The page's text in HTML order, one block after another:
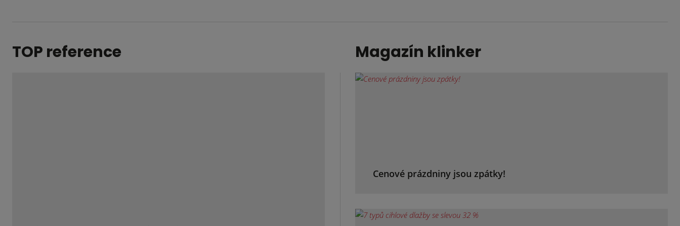
TOP reference Magazín klinker
Cenové prázdniny jsou zpátky!